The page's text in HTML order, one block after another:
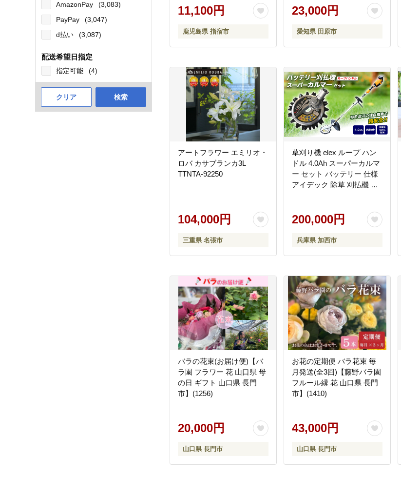
AmazonPay
(3,083)
PayPay
(3,047)
d払い
(3,087)
配送希望日指定
指定可能 (4)
クリア 検索
11,100円
鹿児島県 指宿市
23,000円
愛知県 田原市
アートフラワー エミリオ・
ロバ カサブランカ3L
TTNTA-92250
104,000円
三重県 名張市
草刈り機 elex ループ ハン
ドル 4.0Ah スーパーカルマ
ー セット バッテリー 仕様
アイデック 除草 刈払機 電
ま 安全 園芸 DIY ガーデニ
ング 芝刈機 芝刈り機 兵庫
200,000円
兵庫県 加西市
バラの花束(お届け便)【バ
ラ園 フラワー 花 山口県 母
の日 ギフト 山口県 長門
市】(1256)
20,000円
山口県 長門市
お花の定期便 バラ花束 毎
月発送(全3回)【藤野バラ園
フルール縁 花 山口県 長門
市】(1410)
43,000円
山口県 長門市